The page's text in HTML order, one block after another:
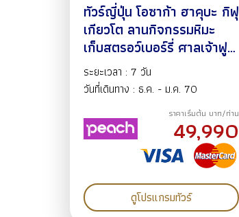
ทัวร์ญี่ปุ่น โอซาก้า ฮาคุบะ กิฟุ
เกียวโต ลานกิจกรรมหิมะ
เก็บสตรอว์เบอร์รี่ ศาลเจ้าฟูชิ
มิอินาริ เทศกาลไฟนาบาโนะ
ซาโตะ หมู่บ้านชิราคาวาโกะ
31ธ.ค.69–06ม.ค.70 BY MM
ระยะเวลา : 7 วัน
วันที่เดินทาง : ธ.ค. - ม.ค. 70
ราคาเริ่มต้น บาท/ท่าน
49,990
ดูโปรแกรมทัวร์